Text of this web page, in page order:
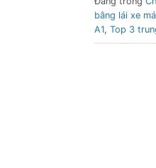
bằng lái xe
A1, Top 3